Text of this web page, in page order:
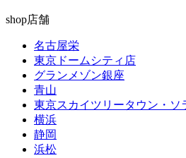
shop店舗
名古屋栄
東京ドームシティ店
グランメゾン銀座
青山
東京スカイツリータウン・ソ
横浜
静岡
浜松